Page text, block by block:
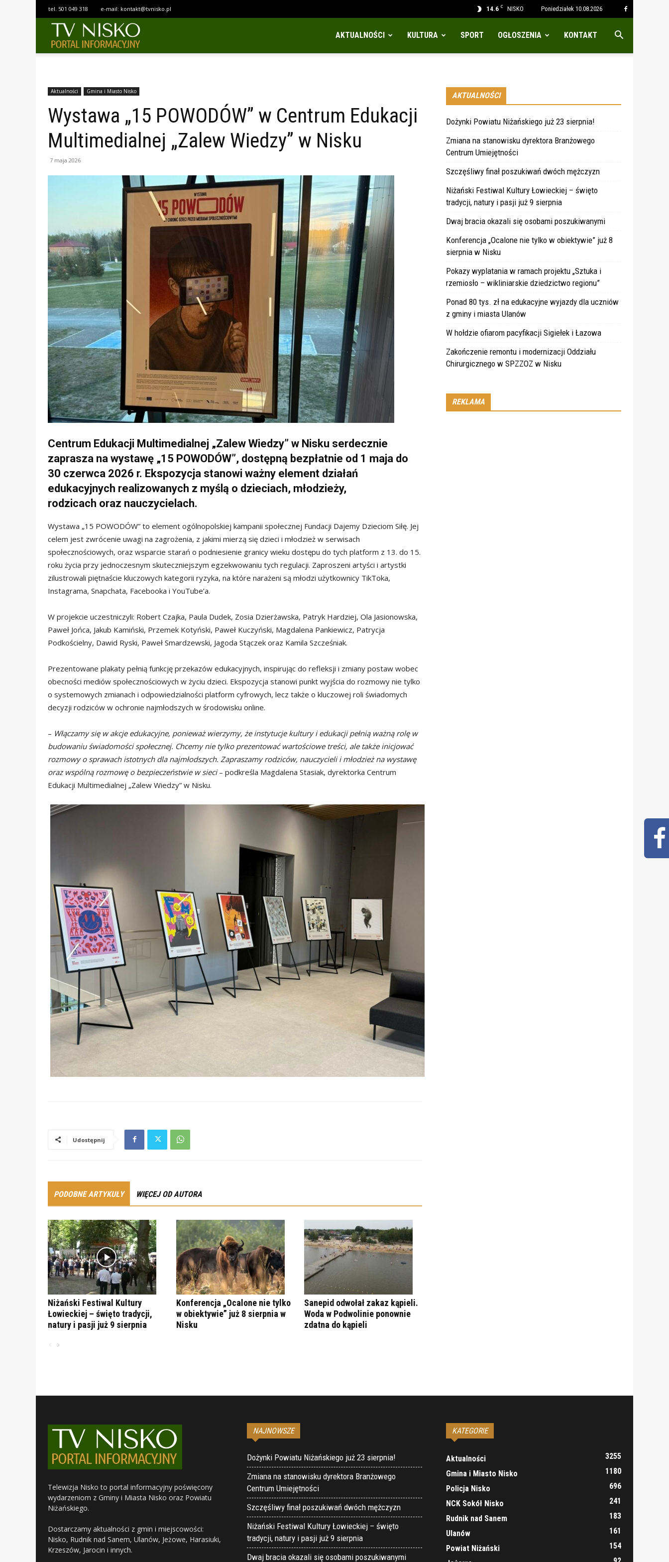
14.6 C NISKO Poniedziałek 10.08.2026
tel. 501 049 318 e-mail: kontakt@tvnisko.pl
AKTUALNOŚCI KULTURA SPORT OGŁOSZENIA KONTAKT
Aktualności Gmina i Miasto Nisko
Wystawa „15 POWODÓW” w Centrum Edukacji
Multimedialnej „Zalew Wiedzy” w Nisku
7 maja 2026
Centrum Edukacji Multimedialnej „Zalew Wiedzy” w Nisku serdecznie
zaprasza na wystawę „15 POWODÓW”, dostępną bezpłatnie od 1 maja do
30 czerwca 2026 r. Ekspozycja stanowi ważny element działań
edukacyjnych realizowanych z myślą o dzieciach, młodzieży,
rodzicach oraz nauczycielach.
Wystawa „15 POWODÓW” to element ogólnopolskiej kampanii społecznej Fundacji Dajemy Dzieciom Siłę. Jej
celem jest zwrócenie uwagi na zagrożenia, z jakimi mierzą się dzieci i młodzież w serwisach
społecznościowych, oraz wsparcie starań o podniesienie granicy wieku dostępu do tych platform z 13. do 15.
roku życia przy jednoczesnym skuteczniejszym egzekwowaniu tych regulacji. Zaproszeni artyści i artystki
zilustrowali piętnaście kluczowych kategorii ryzyka, na które narażeni są młodzi użytkownicy TikToka,
Instagrama, Snapchata, Facebooka i YouTube’a.
W projekcie uczestniczyli: Robert Czajka, Paula Dudek, Zosia Dzierżawska, Patryk Hardziej, Ola Jasionowska,
Paweł Jońca, Jakub Kamiński, Przemek Kotyński, Paweł Kuczyński, Magdalena Pankiewicz, Patrycja
Podkościelny, Dawid Ryski, Paweł Smardzewski, Jagoda Stączek oraz Kamila Szcześniak.
Prezentowane plakaty pełnią funkcję przekazów edukacyjnych, inspirując do refleksji i zmiany postaw wobec
obecności mediów społecznościowych w życiu dzieci. Ekspozycja stanowi punkt wyjścia do rozmowy nie tylko
o systemowych zmianach i odpowiedzialności platform cyfrowych, lecz także o kluczowej roli świadomych
decyzji rodziców w ochronie najmłodszych w środowisku online.
– Włączamy się w akcje edukacyjne, ponieważ wierzymy, że instytucje kultury i edukacji pełnią ważną rolę w
budowaniu świadomości społecznej. Chcemy nie tylko prezentować wartościowe treści, ale także inicjować
rozmowy o sprawach istotnych dla najmłodszych. Zapraszamy rodziców, nauczycieli i młodzież na wystawę
oraz wspólną rozmowę o bezpieczeństwie w sieci– podkreśla Magdalena Stasiak, dyrektorka Centrum
Edukacji Multimedialnej „Zalew Wiedzy” w Nisku.
Udostępnij
PODOBNE ARTYKUŁY WIĘCEJ OD AUTORA
Niżański Festiwal Kultury
Łowieckiej – święto tradycji,
natury i pasji już 9 sierpnia
Konferencja „Ocalone nie tylko
w obiektywie” już 8 sierpnia w
Nisku
Sanepid odwołał zakaz kąpieli.
Woda w Podwolinie ponownie
zdatna do kąpieli
AKTUALNOŚCI
Dożynki Powiatu Niżańskiego już 23 sierpnia!
Zmiana na stanowisku dyrektora Branżowego
Centrum Umiejętności
Szczęśliwy finał poszukiwań dwóch mężczyzn
Niżański Festiwal Kultury Łowieckiej – święto
tradycji, natury i pasji już 9 sierpnia
Dwaj bracia okazali się osobami poszukiwanymi
Konferencja „Ocalone nie tylko w obiektywie” już 8
sierpnia w Nisku
Pokazy wyplatania w ramach projektu „Sztuka i
rzemiosło – wikliniarskie dziedzictwo regionu”
Ponad 80 tys. zł na edukacyjne wyjazdy dla uczniów
z gminy i miasta Ulanów
W hołdzie ofiarom pacyfikacji Sigiełek i Łazowa
Zakończenie remontu i modernizacji Oddziału
Chirurgicznego w SPZZOZ w Nisku
REKLAMA
Telewizja Nisko to portal informacyjny poświęcony
wydarzeniom z Gminy i Miasta Nisko oraz Powiatu
Niżańskiego.
Dostarczamy aktualności z gmin i miejscowości:
Nisko, Rudnik nad Sanem, Ulanów, Jeżowe, Harasiuki,
Krzeszów, Jarocin i innych.
NAJNOWSZE
Dożynki Powiatu Niżańskiego już 23 sierpnia!
Zmiana na stanowisku dyrektora Branżowego
Centrum Umiejętności
Szczęśliwy finał poszukiwań dwóch mężczyzn
Niżański Festiwal Kultury Łowieckiej – święto
tradycji, natury i pasji już 9 sierpnia
Dwaj bracia okazali się osobami poszukiwanymi
KATEGORIE
Aktualności
3255
Gmina i Miasto Nisko
1180
Policja Nisko
696
NCK Sokół Nisko
241
Rudnik nad Sanem
183
Ulanów
161
Powiat Niżański
154